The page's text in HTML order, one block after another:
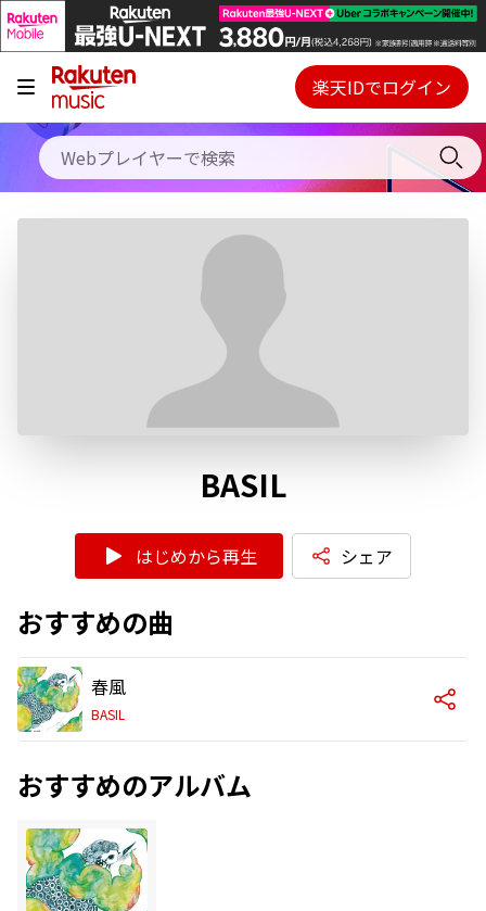
キャンペーン
料金プラン
使い方
Webプレイヤー
ご契約内容の確認・変更
楽天IDでログイン
BASIL
はじめから再生 シェア
おすすめの曲
春風
BASIL
おすすめのアルバム